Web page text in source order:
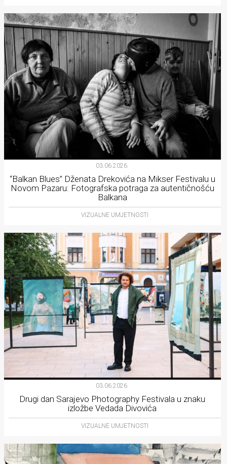
03.06.2026.
“Balkan Blues” Dženata Drekovića na Mikser Festivalu u
Novom Pazaru: Fotografska potraga za autentičnošću
Balkana
VIZUALNE UMJETNOSTI
03.06.2026.
Drugi dan Sarajevo Photography Festivala u znaku
izložbe Vedada Divovića
VIZUALNE UMJETNOSTI